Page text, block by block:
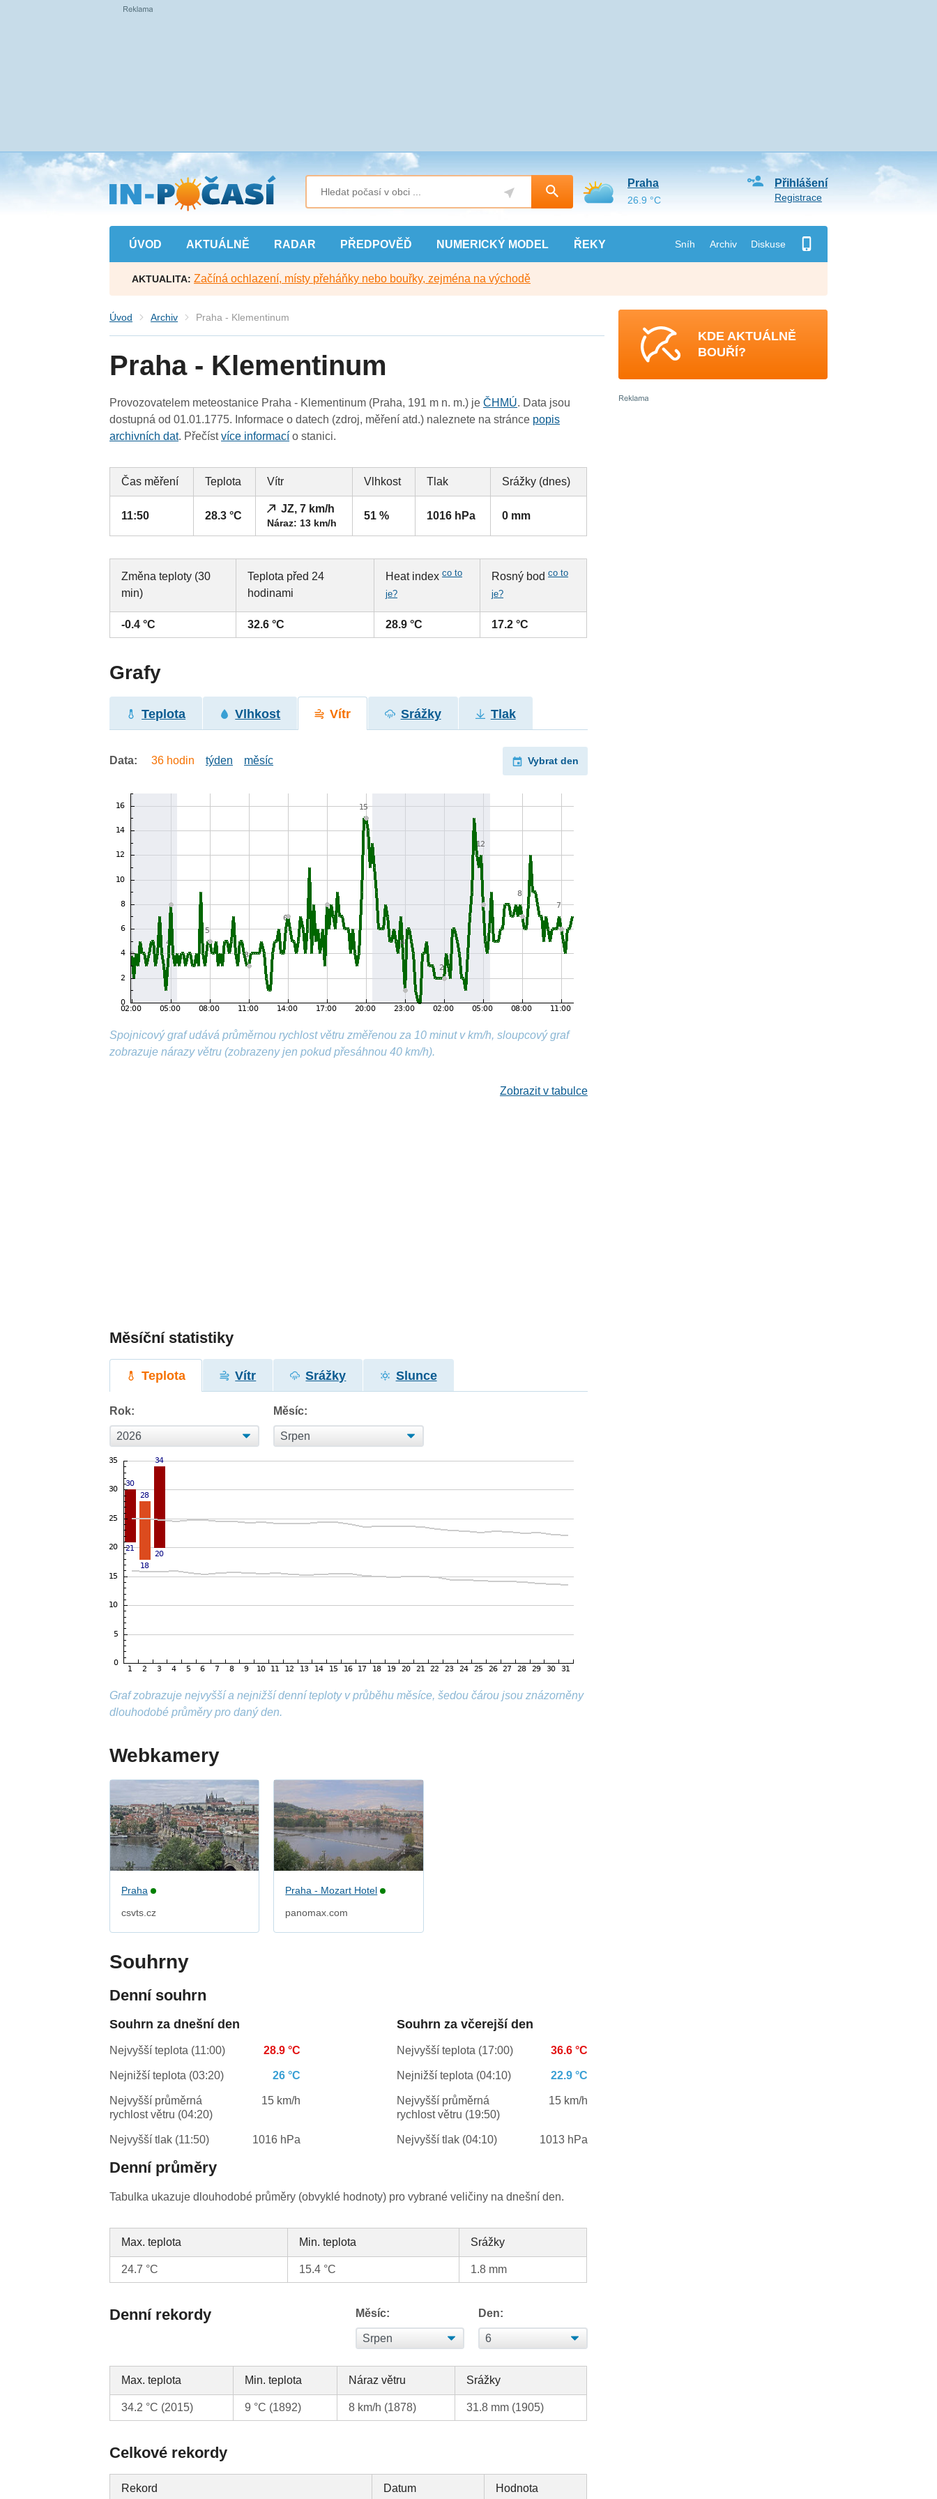
Přejít
na
hlavní
obsah
ÚVOD AKTUÁLNĚ RADAR PŘEDPOVĚĎ NUMERICKÝ MODEL ŘEKY Sníh Archiv Diskuse
Přihlášení
Registrace
Praha
26.9 °C
AKTUALITA: Začíná ochlazení, místy přeháňky nebo bouřky, zejména na východě
Úvod Archiv Praha - Klementinum
Praha - Klementinum
Provozovatelem meteostanice Praha - Klementinum (Praha, 191 m n. m.) jeČHMÚ. Data jsou
dostupná od 01.01.1775. Informace o datech (zdroj, měření atd.) naleznete na stránce popis
archivních dat. Přečístvíce informací o stanici.
Čas měření Teplota Vítr Vlhkost Tlak Srážky (dnes)
11:50 28.3 °C
JZ, 7 km/h
Náraz: 13 km/h
51 % 1016 hPa 0 mm
Změna teploty (30
min)
Teplota před 24
hodinami
Heat indexco to
je?
Rosný bodco to
je?
-0.4 °C 32.6 °C 28.9 °C 17.2 °C
Grafy
Teplota Vlhkost Vítr Srážky Tlak
Data: 36 hodin týden měsíc Vybrat den
Spojnicový graf udává průměrnou rychlost větru změřenou za 10 minut v km/h, sloupcový graf
zobrazuje nárazy větru (zobrazeny jen pokud přesáhnou 40 km/h).
Zobrazit v tabulce
Měsíční statistiky
Teplota Vítr Srážky Slunce
Rok: Měsíc:
Graf zobrazuje nejvyšší a nejnižší denní teploty v průběhu měsíce, šedou čárou jsou znázorněny
dlouhodobé průměry pro daný den.
Webkamery
Praha
csvts.cz
Praha - Mozart Hotel
panomax.com
Souhrny
Denní souhrn
Souhrn za dnešní den
Nejvyšší teplota (11:00) 28.9 °C
Nejnižší teplota (03:20) 26 °C
Nejvyšší průměrná
rychlost větru (04:20)
15 km/h
Nejvyšší tlak (11:50) 1016 hPa
Souhrn za včerejší den
Nejvyšší teplota (17:00) 36.6 °C
Nejnižší teplota (04:10) 22.9 °C
Nejvyšší průměrná
rychlost větru (19:50)
15 km/h
Nejvyšší tlak (04:10) 1013 hPa
Denní průměry
Tabulka ukazuje dlouhodobé průměry (obvyklé hodnoty) pro vybrané veličiny na dnešní den.
Max. teplota Min. teplota Srážky
24.7 °C 15.4 °C 1.8 mm
Denní rekordy Měsíc: Den:
Max. teplota Min. teplota Náraz větru Srážky
34.2 °C (2015) 9 °C (1892) 8 km/h (1878) 31.8 mm (1905)
Celkové rekordy
Rekord Datum Hodnota
KDE AKTUÁLNĚ
BOUŘÍ?